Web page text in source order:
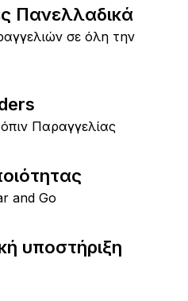
Πανελλαδικά
σε όλη την
Παραγγελίας
and Go
υποστήριξη